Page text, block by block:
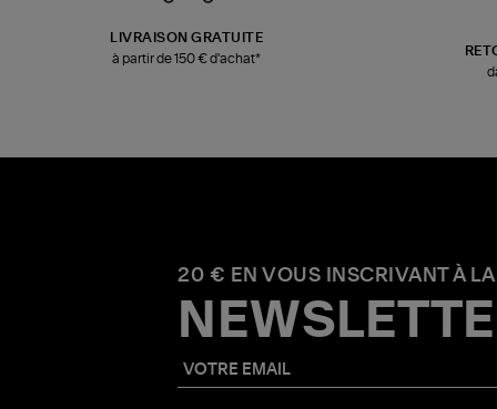
LIVRAISON GRATUITE
à partir de 150 € d'achat*
20 € EN VOUS INSCRIVANT À LA